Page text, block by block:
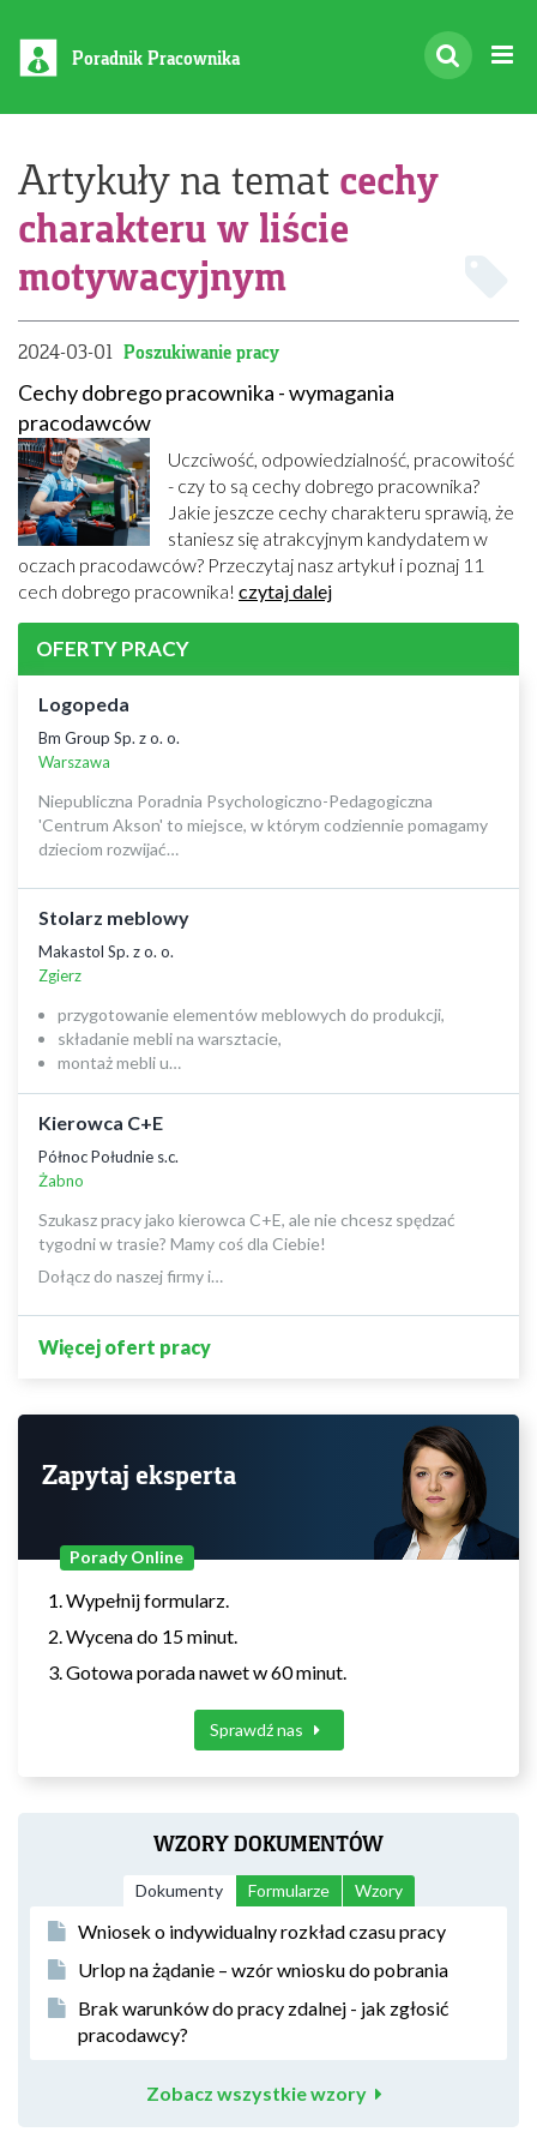
Poradnik Pracownika
Artykuły na temat cechy
charakteru w liście
motywacyjnym
2024-03-01 Poszukiwanie pracy
Cechy dobrego pracownika - wymagania
pracodawców
Uczciwość, odpowiedzialność, pracowitość
- czy to są cechy dobrego pracownika?
Jakie jeszcze cechy charakteru sprawią, że
staniesz się atrakcyjnym kandydatem w
oczach pracodawców? Przeczytaj nasz artykuł i poznaj 11
cech dobrego pracownika! czytaj dalej
OFERTY PRACY
Logopeda
Bm Group Sp. z o. o.
Warszawa
Niepubliczna Poradnia Psychologiczno-Pedagogiczna
'Centrum Akson' to miejsce, w którym codziennie pomagamy
dzieciom rozwijać…
Stolarz meblowy
Makastol Sp. z o. o.
Zgierz
przygotowanie elementów meblowych do produkcji,
składanie mebli na warsztacie,
montaż mebli u…
Kierowca C+E
Północ Południe s.c.
Żabno
Szukasz pracy jako kierowca C+E, ale nie chcesz spędzać
tygodni w trasie? Mamy coś dla Ciebie!
Dołącz do naszej firmy i…
Więcej ofert pracy
Zapytaj eksperta
Porady Online
Wypełnij formularz.
Wycena do 15 minut.
Gotowa porada nawet w 60 minut.
Sprawdź nas
WZORY DOKUMENTÓW
Dokumenty Formularze Wzory
Wniosek o indywidualny rozkład czasu pracy
Urlop na żądanie – wzór wniosku do pobrania
Brak warunków do pracy zdalnej - jak zgłosić
pracodawcy?
Zobacz wszystkie wzory